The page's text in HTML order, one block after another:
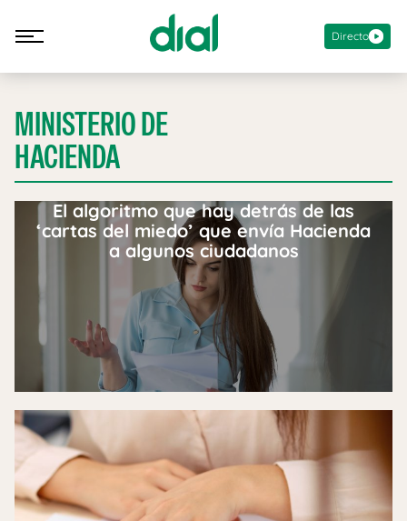
Directo
MINISTERIO DE
HACIENDA
El algoritmo que hay detrás de las
‘cartas del miedo’ que envía Hacienda
a algunos ciudadanos